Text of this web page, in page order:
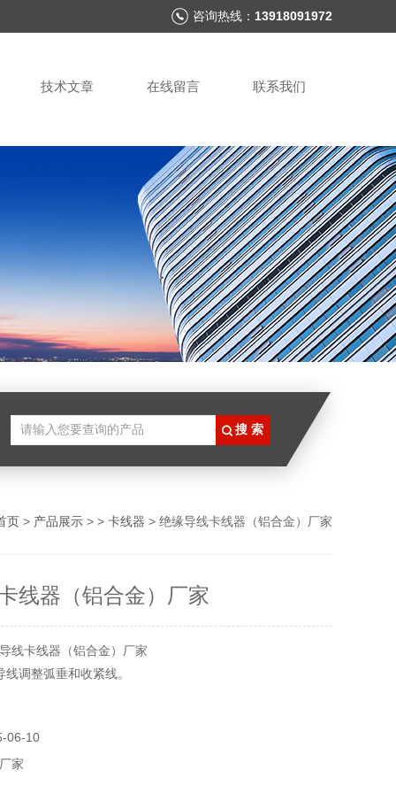
咨询热线： 13918091972
技术文章 在线留言 联系我们
页 > 产品展示 > > 卡线器 > 绝缘导线卡线器（铝合金）厂家
线器（铝合金）厂家
线卡线器（铝合金）厂家
调整弧垂和收紧线。
，带倒网纹，不论冬夏都能牢牢抓住线缆，不脱落，不伤导
06-10
家